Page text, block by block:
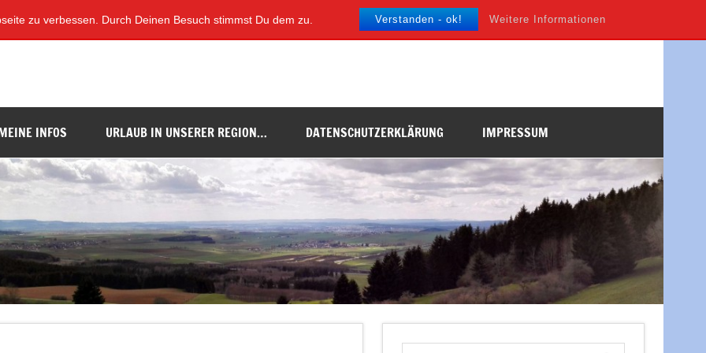
zu verbessen. Durch Deinen Besuch stimmst Du dem zu. Verstanden - ok! Weitere Informationen
INFOS URLAUB IN UNSERER REGION… DATENSCHUTZERKLÄRUNG IMPRESSUM